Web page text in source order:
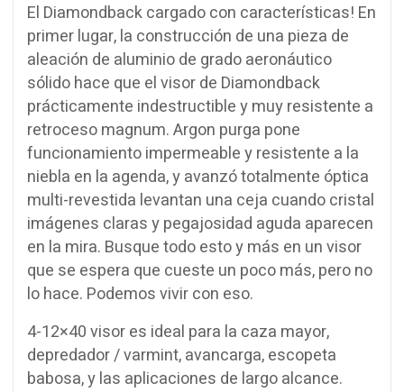
El Diamondback cargado con características! En
primer lugar, la construcción de una pieza de
aleación de aluminio de grado aeronáutico
sólido hace que el visor de Diamondback
prácticamente indestructible y muy resistente a
retroceso magnum. Argon purga pone
funcionamiento impermeable y resistente a la
niebla en la agenda, y avanzó totalmente óptica
multi-revestida levantan una ceja cuando cristal
imágenes claras y pegajosidad aguda aparecen
en la mira. Busque todo esto y más en un visor
que se espera que cueste un poco más, pero no
lo hace. Podemos vivir con eso.
4-12×40 visor es ideal para la caza mayor,
depredador / varmint, avancarga, escopeta
babosa, y las aplicaciones de largo alcance.